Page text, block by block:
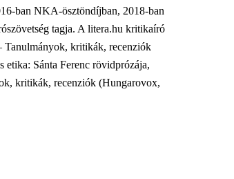
ban NKA-ösztöndíjban, 2018-ban
tagja. A litera.hu kritikaíró
Tanulmányok, kritikák, recenziók
Sánta Ferenc rövidprózája,
kritikák, recenziók (Hungarovox,